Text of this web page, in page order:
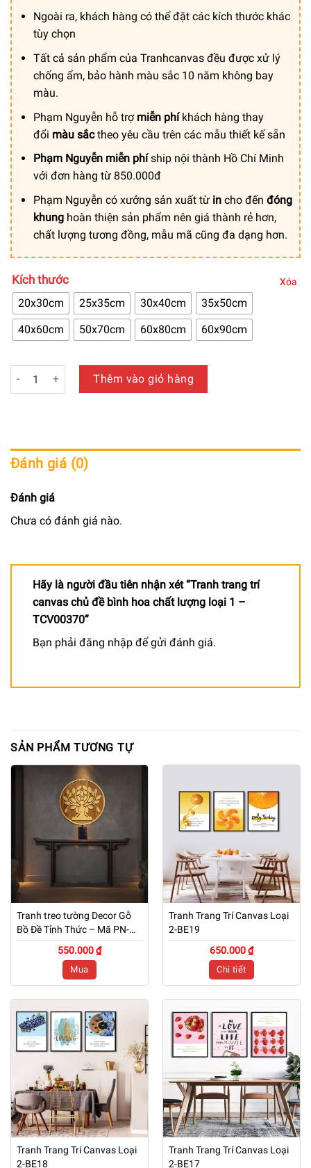
Ngoài ra, khách hàng có thể đặt các kích thước khác
tùy chọn
Tất cả sản phẩm của Tranhcanvas đều được xử lý
chống ẩm, bảo hành màu sắc 10 năm không bay
màu.
Phạm Nguyễn hỗ trợ miễn phíkhách hàng thay
đổi màu sắctheo yêu cầu trên các mẫu thiết kế sẵn
Phạm Nguyễn miễn phíship nội thành Hồ Chí Minh
với đơn hàng từ 850.000đ
Phạm Nguyễn có xưởng sản xuất từ incho đến đóng
khunghoàn thiện sản phẩm nên giá thành rẻ hơn,
chất lượng tương đồng, mẫu mã cũng đa dạng hơn.
Kích thước
20x30cm 25x35cm 30x40cm
35x50cm
40x60cm
50x70cm 60x80cm 60x90cm
Xóa
Tranh trang trí canvas chủ đề bình hoa chất lượng loại 1 -
Thêm vào giỏ hàng
Đánh giá (0)
Đánh giá
Chưa có đánh giá nào.
Hãy là người đầu tiên nhận xét “Tranh trang trí
canvas chủ đề bình hoa chất lượng loại 1 –
TCV00370”
Bạn phải đăng nhập để gửi đánh giá.
SẢN PHẨM TƯƠNG TỰ
Tranh treo tường Decor Gỗ
Bồ Đề Tỉnh Thức – Mã PN-
TG01
550.000 ₫
Mua
Tranh Trang Trí Canvas Loại
2-BE19
650.000 ₫
Chi tiết
Tranh Trang Trí Canvas Loại
2-BE18
Tranh Trang Trí Canvas Loại
2-BE17